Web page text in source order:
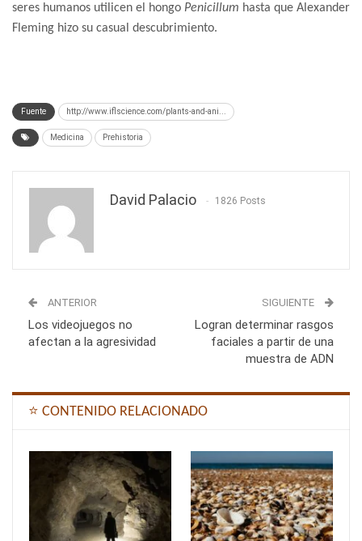
seres humanos utilicen el hongo Penicillum hasta que Alexander
Fleming hizo su casual descubrimiento.
Fuente http://www.iflscience.com/plants-and-ani...
Medicina Prehistoria
David Palacio 1826 Posts
ANTERIOR
Los videojuegos no
afectan a la agresividad
SIGUIENTE
Logran determinar rasgos
faciales a partir de una
muestra de ADN
⭐ CONTENIDO RELACIONADO